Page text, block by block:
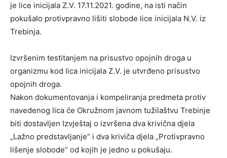
je lice inicijala Z.V. 17.11.2021. godine, na isti način
pokušalo protivpravno lišiti slobode lice inicijala N.V. iz
Trebinja.
Izvršenim testitanjem na prisustvo opojnih droga u
organizmu kod lica inicijala Z.V. je utvrđeno prisustvo
opojnih droga.
Nakon dokumentovanja i kompeliranja predmeta protiv
navedenog lica će Okružnom javnom tužilaštvu Trebinje
biti dostavljen Izvještaj o izvršena dva krivična djela
„Lažno predstavljanje“ i dva kriviča djela „Protivpravno
lišenje slobode“ od kojih je jedno u pokušaju.